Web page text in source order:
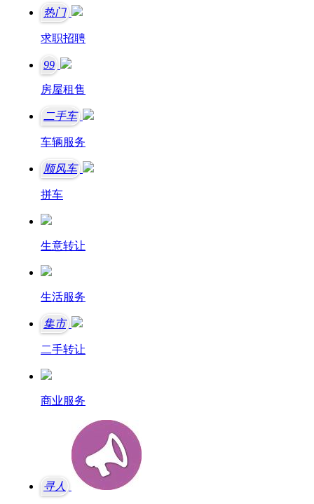
热门
求职招聘
99
房屋租售
二手车
车辆服务
顺风车
拼车
生意转让
生活服务
集市
二手转让
商业服务
寻人